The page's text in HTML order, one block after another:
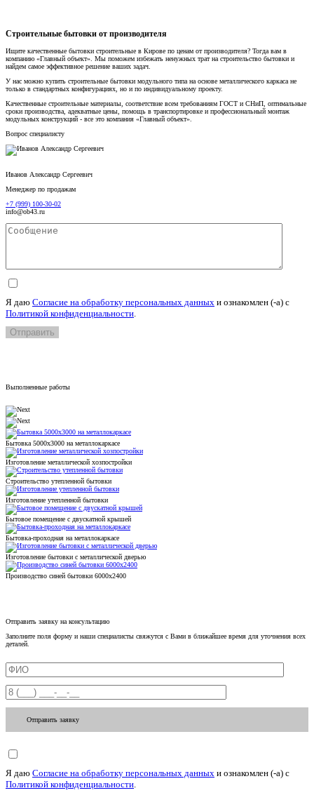
Строительные бытовки от производителя
Ищите качественные бытовки строительные в Кирове по ценам от производителя? Тогда вам в
компанию «Главный объект». Мы поможем избежать ненужных трат на строительство бытовки и
найдем самое эффективное решение ваших задач.
У нас можно купить строительные бытовки модульного типа на основе металлического каркаса не
только в стандартных конфигурациях, но и по индивидуальному проекту.
Качественные строительные материалы, соответствие всем требованиям ГОСТ и СНиП, оптимальные
сроки производства, адекватные цены, помощь в транспортировке и профессиональный монтаж
модульных конструкций - все это компания «Главный объект».
Вопрос специалисту
Иванов Александр Сергеевич
Менеджер по продажам
+7 (999) 100-30-02
info@ob43.ru
Я даю Согласие на обработку персональных данных и ознакомлен (-а) c
Политикой конфиденциальности
Выполненные работы
Бытовка 5000х3000 на металлокаркасе
Изготовление металлической хозпостройки
Строительство утепленной бытовки
Изготовление утепленной бытовки
Бытовое помещение с двускатной крышей
Бытовка-проходная на металлокаркасе
Изготовление бытовки с металлической дверью
Производство синей бытовки 6000х2400
Отправить заявку на консультацию
Заполните поля форму и наши специалисты свяжутся с Вами в ближайшее время для уточнения всех
деталей.
Отправить заявку
Я даю Согласие на обработку персональных данных и ознакомлен (-а) c
Политикой конфиденциальности